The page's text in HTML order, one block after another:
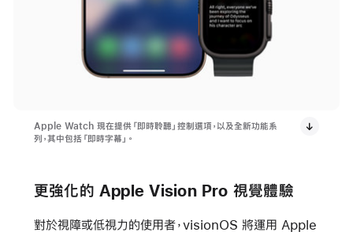
Apple Watch 現在提供「即時聆聽」控制選項，以及全新功能系
列，其中包括「即時字幕」。
更強化的 Apple Vision Pro 視覺體驗
對於視障或低視力的使用者，visionOS 將運用 Apple